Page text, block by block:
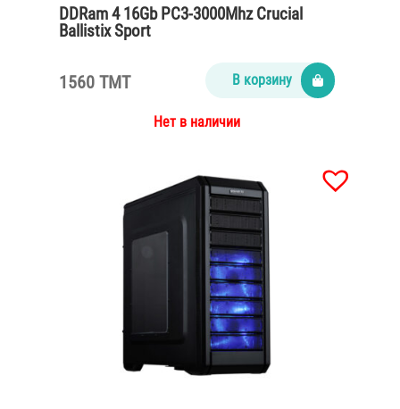
DDRam 4 16Gb PC3-3000Mhz Crucial
Ballistix Sport
1560 TMT В корзину
Нет в наличии